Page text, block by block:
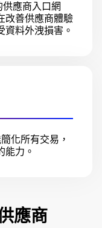
應商入口網
改善供應商體驗
資料外洩損害。
化所有交易，
能力。
應商